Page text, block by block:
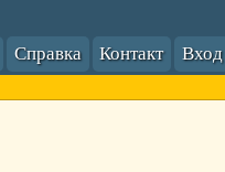
Справка Контакт Вход